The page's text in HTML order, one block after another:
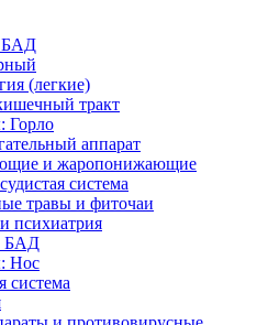
БАД
(легкие)
тракт
Горло
аппарат
и жаропонижающие
система
травы и фиточаи
психиатрия
БАД
Нос
система